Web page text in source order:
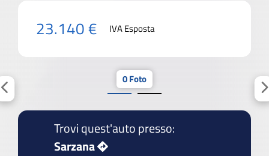
23.140 € IVA Esposta
0 Foto
Trovi quest'auto presso:
Sarzana